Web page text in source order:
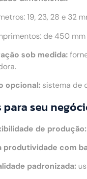
19, 23, 28 e 32
de 450
sob medida:
opcional: sistema de
seu
de produção:
produtividade com
padronizada: